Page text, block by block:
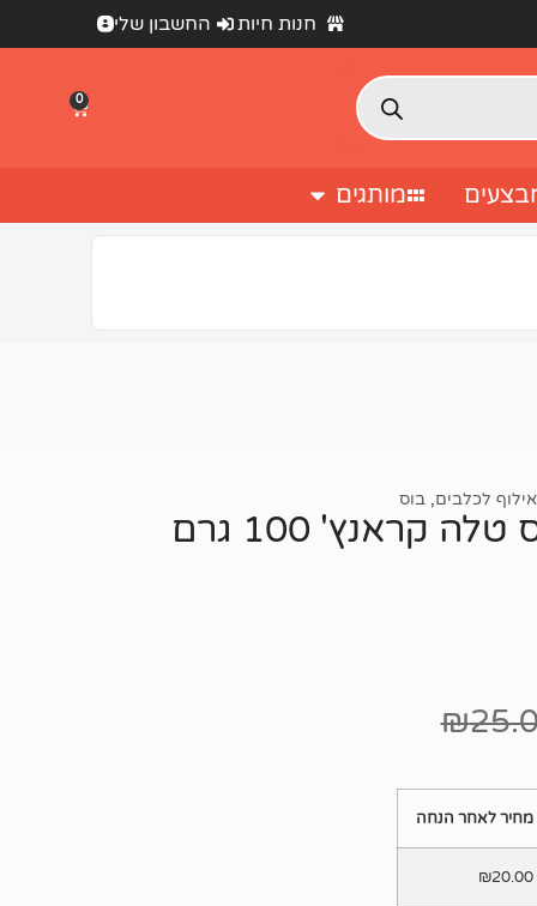
חנות חיות החשבון שלי
0
מותגים
לכלבים, בוס
קראנץ' 100 גרם
₪
מחיר לאחר הנחה
₪20.00